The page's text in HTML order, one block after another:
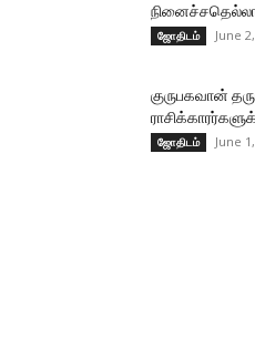
ஜோதிடம் June
குருபகவான்
ஜோதிடம் June